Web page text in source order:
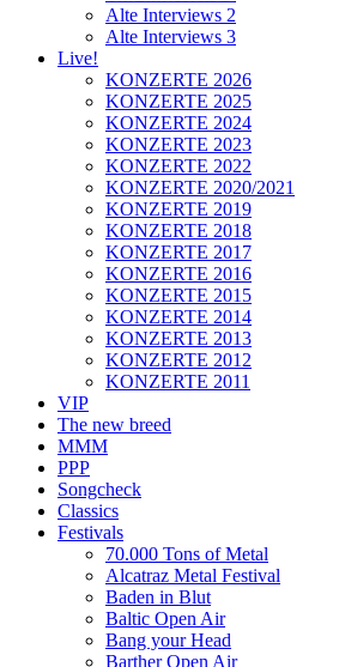
Alte Interviews 2
Alte Interviews 3
Live!
KONZERTE 2026
KONZERTE 2025
KONZERTE 2024
KONZERTE 2023
KONZERTE 2022
KONZERTE 2020/2021
KONZERTE 2019
KONZERTE 2018
KONZERTE 2017
KONZERTE 2016
KONZERTE 2015
KONZERTE 2014
KONZERTE 2013
KONZERTE 2012
KONZERTE 2011
VIP
The new breed
MMM
PPP
Songcheck
Classics
Festivals
70.000 Tons of Metal
Alcatraz Metal Festival
Baden in Blut
Baltic Open Air
Bang your Head
Barther Open Air